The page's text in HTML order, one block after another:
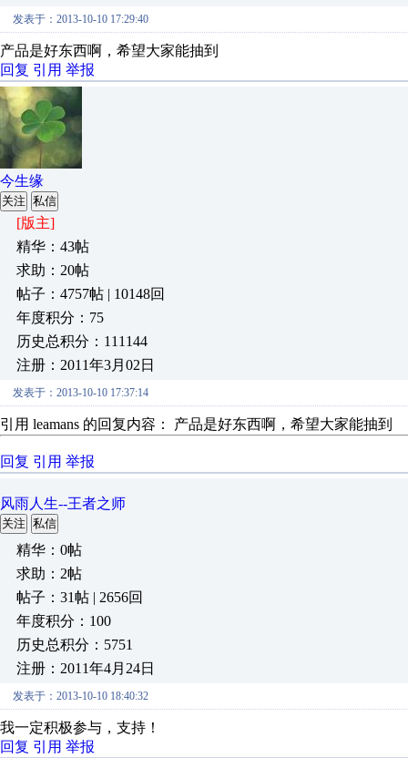
发表于：2013-10-10 17:29:40
产品是好东西啊，希望大家能抽到
回复 引用 举报
今生缘
关注 私信
[版主]
精华：43帖
求助：20帖
帖子：4757帖 | 10148回
年度积分：75
历史总积分：111144
注册：2011年3月02日
发表于：2013-10-10 17:37:14
引用 leamans 的回复内容： 产品是好东西啊，希望大家能抽到
回复 引用 举报
风雨人生--王者之师
关注 私信
精华：0帖
求助：2帖
帖子：31帖 | 2656回
年度积分：100
历史总积分：5751
注册：2011年4月24日
发表于：2013-10-10 18:40:32
我一定积极参与，支持！
回复 引用 举报